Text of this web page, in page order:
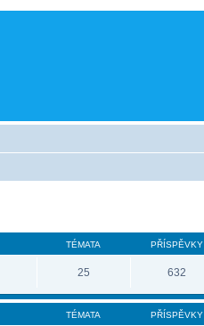
TÉMATA PŘÍSPĚVKY
25 632
TÉMATA PŘÍSPĚVKY